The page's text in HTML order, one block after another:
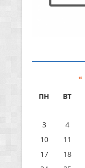
«
ПН
ВТ
3
4
10
11
17
18